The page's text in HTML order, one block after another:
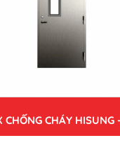
CHỐNG CHÁY HISUNG